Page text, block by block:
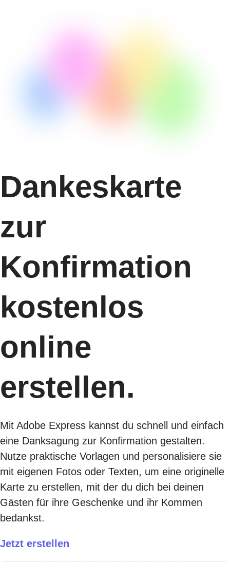
Dankeskarte
zur
Konfirmation
kostenlos
online
erstellen.
Mit Adobe Express kannst du schnell und einfach
eine Danksagung zur Konfirmation gestalten.
Nutze praktische Vorlagen und personalisiere sie
mit eigenen Fotos oder Texten, um eine originelle
Karte zu erstellen, mit der du dich bei deinen
Gästen für ihre Geschenke und ihr Kommen
bedankst.
Jetzt erstellen